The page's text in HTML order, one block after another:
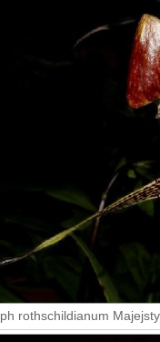
rothschildianum